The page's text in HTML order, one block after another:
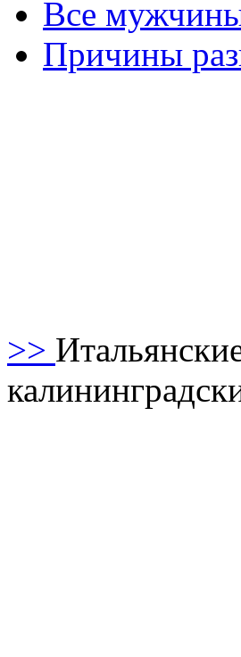
Все
Причины
>>